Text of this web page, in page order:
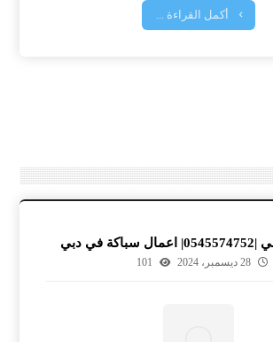
أكمل القراءة ...
في دبي
28 ديسمبر، 2024 101